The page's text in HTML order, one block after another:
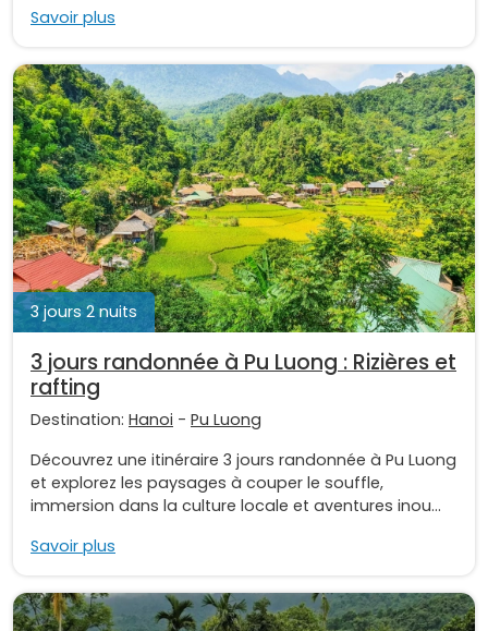
Savoir plus
3 jours 2 nuits
3 jours randonnée à Pu Luong : Rizières et
rafting
Destination: Hanoi - Pu Luong
Découvrez une itinéraire 3 jours randonnée à Pu Luong
et explorez les paysages à couper le souffle,
immersion dans la culture locale et aventures inou...
Savoir plus